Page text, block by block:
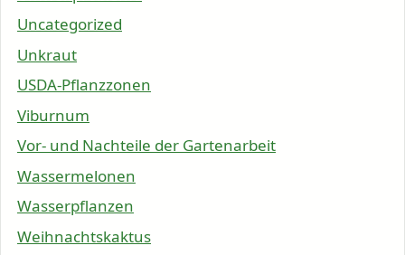
Uncategorized
Unkraut
USDA-Pflanzzonen
Viburnum
Vor- und Nachteile der Gartenarbeit
Wassermelonen
Wasserpflanzen
Weihnachtskaktus